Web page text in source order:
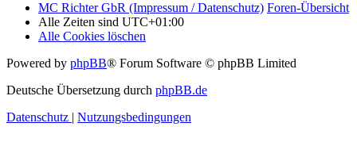
MC Richter GbR (Impressum / Datenschutz) Foren-Übersicht
Alle Zeiten sind UTC+01:00
Alle Cookies löschen
Powered by phpBB® Forum Software © phpBB Limited
Deutsche Übersetzung durch phpBB.de
Datenschutz | Nutzungsbedingungen